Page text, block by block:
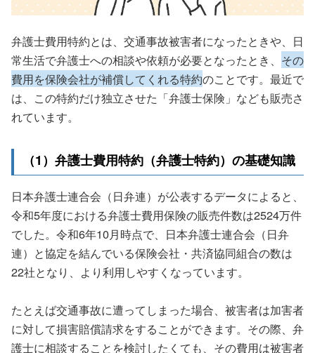
弁護士費用特約とは、交通事故被害者になったときや、日
常生活で弁護士への相談や依頼が必要となったとき、 その
費用を保険会社が補償してくれる特約のことです。最近で
は、この特約だけ独立させた「弁護士保険」なども販売さ
れています。
（1）弁護士費用特約（弁護士特約）の基礎知識
日本弁護士連合会（日弁連）が公表するデータによると、
令和5年度における弁護士費用保険の販売件数は2524万件
でした。令和6年10月時点で、日本弁護士連合会（日弁
連）と協定を結んでいる保険会社・共済協同組合の数は
22社となり、より利用しやすくなっています。
たとえば交通事故に遭ってしまった場合、被害者は加害者
に対して損害賠償請求をすることができます。その際、弁
護士に相談することを検討したくても、その費用は被害者